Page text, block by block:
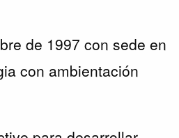
de 1997 con sede en
con ambientación